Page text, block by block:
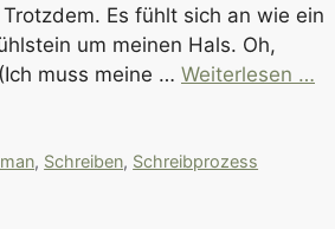
Es fühlt sich an wie ein
um meinen Hals. Oh,
muss meine … Weiterlesen …
, Schreiben, Schreibprozess